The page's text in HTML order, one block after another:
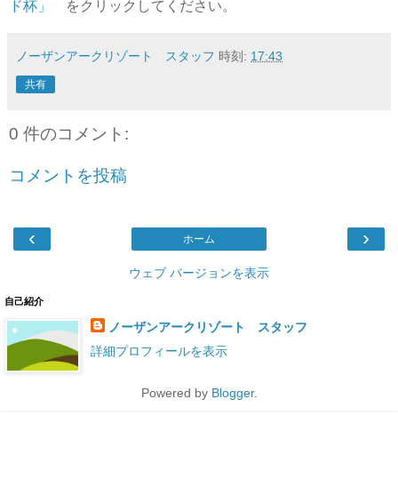
ド杯」
をクリックしてください。
ノーザンアークリゾート スタッフ 時刻: 17:43
共有
0 件のコメント:
コメントを投稿
‹ ›
ホーム
ウェブ バージョンを表示
自己紹介
ノーザンアークリゾート スタッフ
詳細プロフィールを表示
Powered by Blogger.